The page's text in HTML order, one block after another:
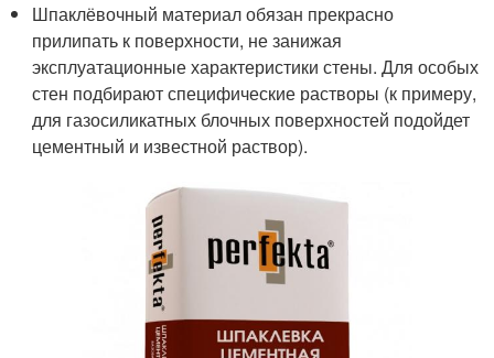
Шпаклёвочный материал обязан прекрасно
прилипать к поверхности, не занижая
эксплуатационные характеристики стены. Для особых
стен подбирают специфические растворы (к примеру,
для газосиликатных блочных поверхностей подойдет
цементный и известной раствор).